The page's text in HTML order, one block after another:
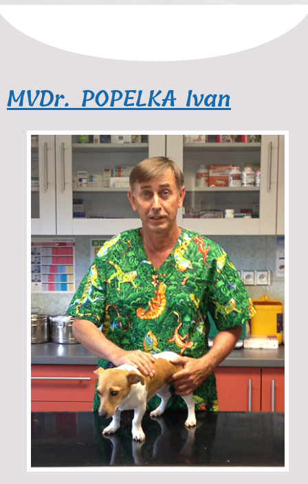
MVDr. POPELKA Ivan